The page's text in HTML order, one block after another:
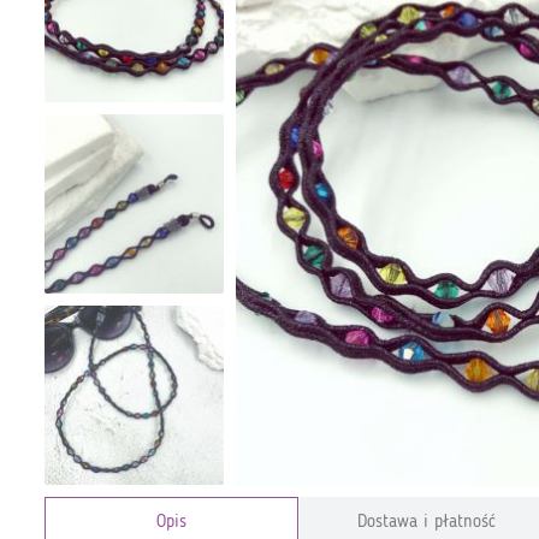
Opis Dostawa i płatność